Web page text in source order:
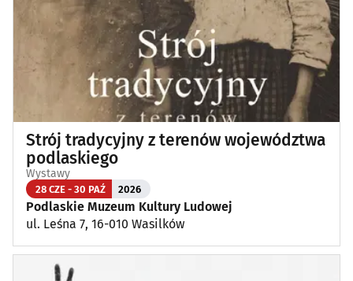
Strój tradycyjny z terenów województwa
podlaskiego
Wystawy
28 CZE - 30 PAŹ 2026
Podlaskie Muzeum Kultury Ludowej
ul. Leśna 7, 16-010 Wasilków